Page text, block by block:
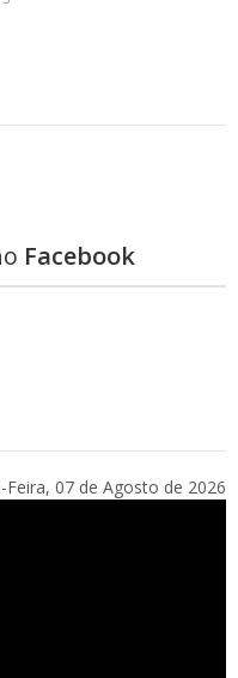
Facebook
Feira, 07 de Agosto de 2026